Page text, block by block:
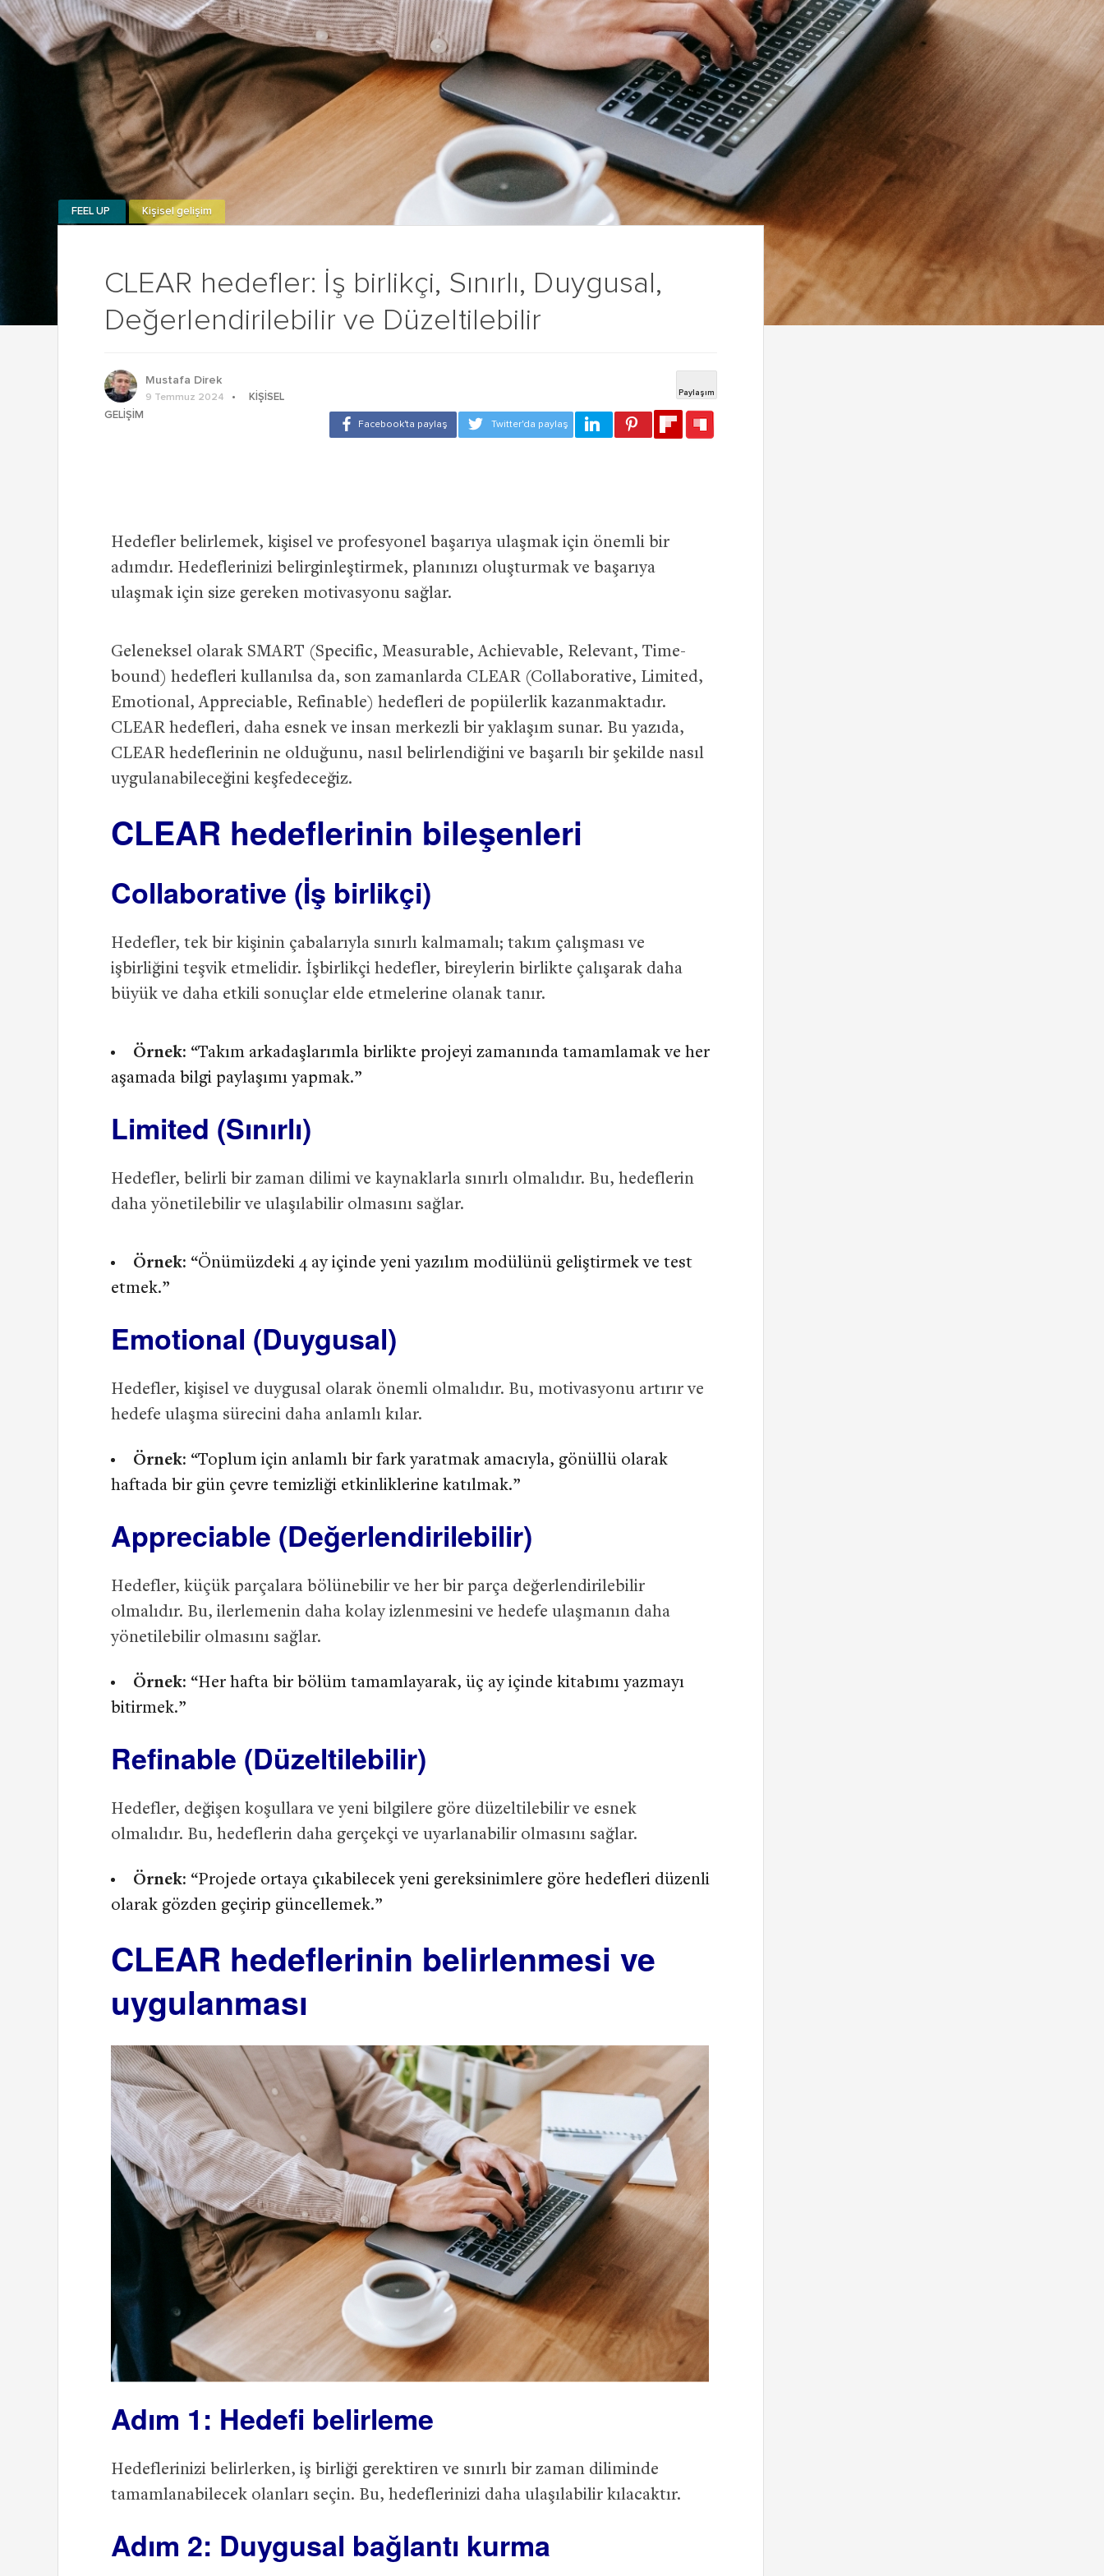
CLEAR hedefler: İş birlikçi, Sınırlı, Duygusal,
Değerlendirilebilir ve Düzeltilebilir
FEEL UP Kişisel gelişim
Mustafa Direk
9 Temmuz 2024
KIŞISEL
GELIŞIM
Hedefler belirlemek, kişisel ve profesyonel başarıya ulaşmak için önemli bir
adımdır. Hedeflerinizi belirginleştirmek, planınızı oluşturmak ve başarıya
ulaşmak için size gereken motivasyonu sağlar.
Geleneksel olarak SMART (Specific, Measurable, Achievable, Relevant, Time-
bound) hedefleri kullanılsa da, son zamanlarda CLEAR (Collaborative, Limited,
Emotional, Appreciable, Refinable) hedefleri de popülerlik kazanmaktadır.
CLEAR hedefleri, daha esnek ve insan merkezli bir yaklaşım sunar. Bu yazıda,
CLEAR hedeflerinin ne olduğunu, nasıl belirlendiğini ve başarılı bir şekilde nasıl
uygulanabileceğini keşfedeceğiz.
CLEAR hedeflerinin bileşenleri
Collaborative (İş birlikçi)
Hedefler, tek bir kişinin çabalarıyla sınırlı kalmamalı; takım çalışması ve
işbirliğini teşvik etmelidir. İşbirlikçi hedefler, bireylerin birlikte çalışarak daha
büyük ve daha etkili sonuçlar elde etmelerine olanak tanır.
Örnek: “Takım arkadaşlarımla birlikte projeyi zamanında tamamlamak ve her
aşamada bilgi paylaşımı yapmak.”
Limited (Sınırlı)
Hedefler, belirli bir zaman dilimi ve kaynaklarla sınırlı olmalıdır. Bu, hedeflerin
daha yönetilebilir ve ulaşılabilir olmasını sağlar.
Örnek: “Önümüzdeki 4 ay içinde yeni yazılım modülünü geliştirmek ve test
etmek.”
Emotional (Duygusal)
Hedefler, kişisel ve duygusal olarak önemli olmalıdır. Bu, motivasyonu artırır ve
hedefe ulaşma sürecini daha anlamlı kılar.
Örnek: “Toplum için anlamlı bir fark yaratmak amacıyla, gönüllü olarak
haftada bir gün çevre temizliği etkinliklerine katılmak.”
Appreciable (Değerlendirilebilir)
Hedefler, küçük parçalara bölünebilir ve her bir parça değerlendirilebilir
olmalıdır. Bu, ilerlemenin daha kolay izlenmesini ve hedefe ulaşmanın daha
yönetilebilir olmasını sağlar.
Örnek: “Her hafta bir bölüm tamamlayarak, üç ay içinde kitabımı yazmayı
bitirmek.”
Refinable (Düzeltilebilir)
Hedefler, değişen koşullara ve yeni bilgilere göre düzeltilebilir ve esnek
olmalıdır. Bu, hedeflerin daha gerçekçi ve uyarlanabilir olmasını sağlar.
Örnek: “Projede ortaya çıkabilecek yeni gereksinimlere göre hedefleri düzenli
olarak gözden geçirip güncellemek.”
CLEAR hedeflerinin belirlenmesi ve
uygulanması
Adım 1: Hedefi belirleme
Hedeflerinizi belirlerken, iş birliği gerektiren ve sınırlı bir zaman diliminde
tamamlanabilecek olanları seçin. Bu, hedeflerinizi daha ulaşılabilir kılacaktır.
Adım 2: Duygusal bağlantı kurma